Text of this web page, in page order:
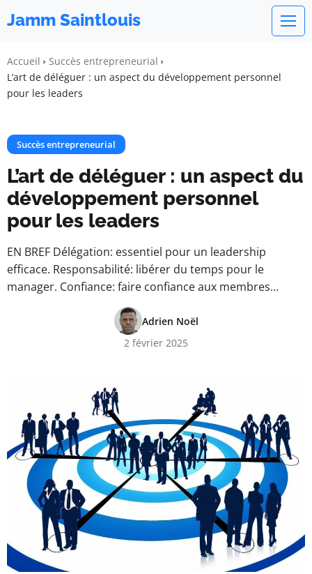
Jamm Saintlouis
Accueil
Succès entrepreneurial
L’art de déléguer : un aspect du développement personnel
pour les leaders
Succès entrepreneurial
L’art de déléguer : un aspect du
développement personnel
pour les leaders
EN BREF Délégation: essentiel pour un leadership
efficace. Responsabilité: libérer du temps pour le
manager. Confiance: faire confiance aux membres…
Adrien Noël
2 février 2025